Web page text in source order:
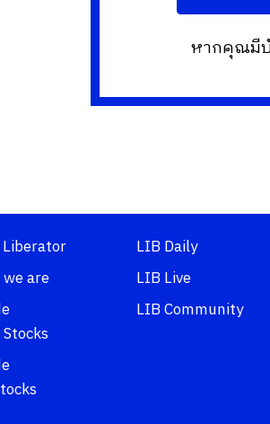
หากคุณมี
are
LIB Daily
LIB Live
LIB Community